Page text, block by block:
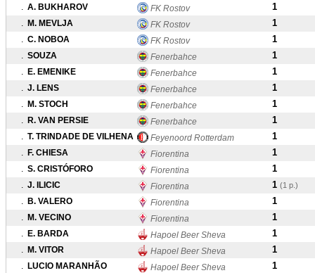
. A. BUKHAROV FK Rostov 1
. M. MEVLJA FK Rostov 1
. C. NOBOA FK Rostov 1
. SOUZA Fenerbahce 1
. E. EMENIKE Fenerbahce 1
. J. LENS Fenerbahce 1
. M. STOCH Fenerbahce 1
. R. VAN PERSIE Fenerbahce 1
. T. TRINDADE DE VILHENA Feyenoord Rotterdam 1
. F. CHIESA Fiorentina 1
. S. CRISTÓFORO Fiorentina 1
. J. ILICIC Fiorentina 1 (1 p.)
. B. VALERO Fiorentina 1
. M. VECINO Fiorentina 1
. E. BARDA Hapoel Beer Sheva 1
. M. VITOR Hapoel Beer Sheva 1
. LUCIO MARANHÃO Hapoel Beer Sheva 1